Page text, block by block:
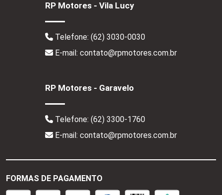
RP Motores - Vila Lucy
Telefone: (62) 3030-0030
E-mail: contato@rpmotores.com.br
RP Motores - Garavelo
Telefone: (62) 3300-1760
E-mail: contato@rpmotores.com.br
FORMAS DE PAGAMENTO